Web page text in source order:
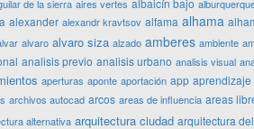
de la sierra aires vertes albaicín bajo
alexander alexandr kravtsov alfama alhama
alvaro alvaro siza alzado amberes ambiente
analisis previo analisis urbano analisis visual
aperturas aponte aportación app aprendizaje
archivos autocad arcos areas de influencia areas
alternativa arquitectura ciudad arquitectura